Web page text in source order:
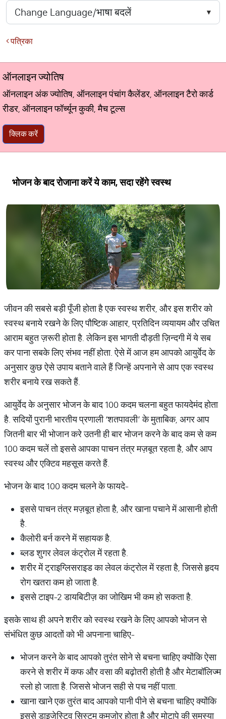
पत्रिका
ऑनलाइन ज्योतिष
ऑनलाइन अंक ज्योतिष, ऑनलाइन पंचांग कैलेंडर, ऑनलाइन टैरो कार्ड
रीडर, ऑनलाइन फॉर्च्यून कुकी, मैच टूल्स
क्लिक करें
भोजन के बाद रोजाना करें ये काम, सदा रहेंगे स्वस्थ
जीवन की सबसे बड़ी पूँजी होता है एक स्वस्थ शरीर, और इस शरीर को
स्वस्थ बनाये रखने के लिए पौष्टिक आहार, प्रतिदिन व्ययायम और उचित
आराम बहुत ज़रूरी होता है. लेकिन इस भागती दौड़ती ज़िन्दगी में ये सब
कर पाना सबके लिए संभव नहीं होता. ऐसे में आज हम आपको आयुर्वेद के
अनुसार कुछ ऐसे उपाय बताने वाले हैं जिन्हें अपनाने से आप एक स्वस्थ
शरीर बनाये रख सकते हैं.
आयुर्वेद के अनुसार भोजन के बाद 100 कदम चलना बहुत फायदेमंद होता
है. सदियों पुरानी भारतीय प्रणाली ‘शतपावली’ के मुताबिक, अगर आप
जितनी बार भी भोजान करे उतनी ही बार भोजन करने के बाद कम से कम
100 कदम चलें तो इससे आपका पाचन तंत्र मज़बूत रहता है, और आप
स्वस्थ और एक्टिव महसूस करते हैं.
भोजन के बाद 100 कदम चलने के फायदे-
इससे पाचन तंत्र मज़बूत होता है, और खाना पचाने में आसानी होती
है.
कैलोरी बर्न करने में सहायक है.
ब्लड शुगर लेवल कंट्रोल में रहता है.
शरीर में ट्राइग्लिसराइड का लेवल कंट्रोल में रहता है, जिससे हृदय
रोग खतरा कम हो जाता है.
इससे टाइप-2 डायबिटीज़ का जोखिम भी कम हो सकता है.
इसके साथ ही अपने शरीर को स्वस्थ रखने के लिए आपको भोजन से
संभंधित कुछ आदतों को भी अपनाना चाहिए-
भोजन करने के बाद आपको तुरंत सोने से बचना चाहिए क्योंकि ऐसा
करने से शरीर में कफ और वसा की बढ़ोतरी होती है और मेटाबॉलिज्म
स्लो हो जाता है. जिससे भोजन सही से पच नहीं पाता.
खाना खाने एक तुरंत बाद आपको पानी पीने से बचना चाहिए क्योंकि
इससे डाइजेस्टिव सिस्टम कमजोर होता है और मोटापे की समस्या